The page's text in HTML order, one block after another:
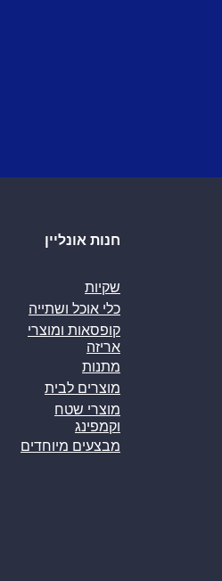
חנות אונליין
שקיות
כלי אוכל ושתייה
קופסאות ומוצרי
אריזה
מתנות
מוצרים לבית
מוצרי שטח
וקמפינג
מבצעים מיוחדים